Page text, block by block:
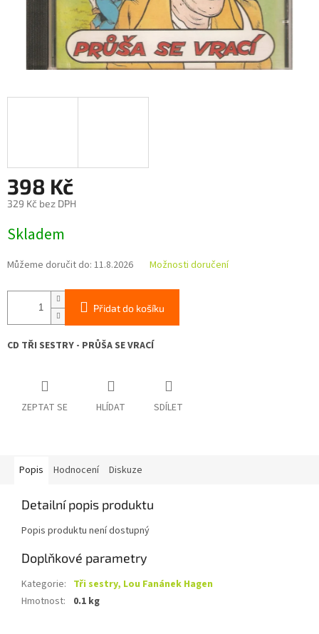
398 Kč
329 Kč bez DPH
cena:
Skladem
Můžeme doručit do: 11.8.2026 Možnosti doručení
Přidat do košíku
CD TŘI SESTRY - PRŮŠA SE VRACÍ
ZEPTAT SE HLÍDAT SDÍLET
Popis Hodnocení Diskuze
Detailní popis produktu
Popis produktu není dostupný
Doplňkové parametry
Kategorie: Tři sestry, Lou Fanánek Hagen
Hmotnost: 0.1 kg